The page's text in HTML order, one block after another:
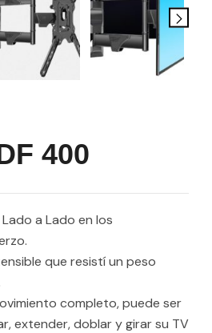
400
a Lado en los
que resistí un peso
completo, puede ser
extender, doblar y girar su TV